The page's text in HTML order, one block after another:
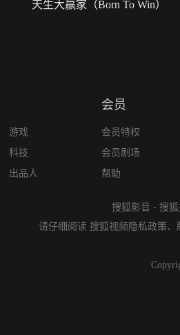
天生大赢家（Born To Win）
游戏
科技
出品人
会员
会员特权
会员剧场
帮助
搜狐影音 - 搜
请仔细阅读 搜狐视频隐私政策、